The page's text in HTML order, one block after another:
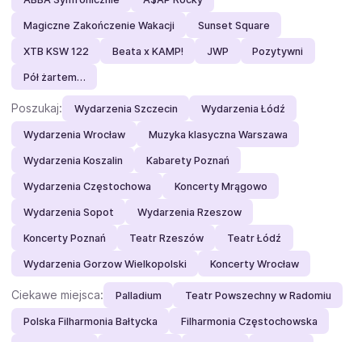
Magiczne Zakończenie Wakacji Sunset Square
XTB KSW 122 Beata x KAMP! JWP Pozytywni
Pół żartem…
Poszukaj: Wydarzenia Szczecin Wydarzenia Łódź
Wydarzenia Wrocław Muzyka klasyczna Warszawa
Wydarzenia Koszalin Kabarety Poznań
Wydarzenia Częstochowa Koncerty Mrągowo
Wydarzenia Sopot Wydarzenia Rzeszow
Koncerty Poznań Teatr Rzeszów Teatr Łódź
Wydarzenia Gorzow Wielkopolski Koncerty Wrocław
Ciekawe miejsca: Palladium Teatr Powszechny w Radomiu
Polska Filharmonia Bałtycka Filharmonia Częstochowska